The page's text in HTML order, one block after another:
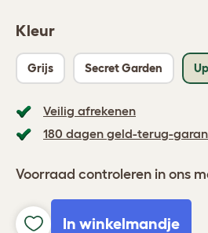
Kleur
Grijs Secret Garden
Veilig afrekenen
180 dagen geld-terug-
Voorraad controleren in ons
In winkelmandje